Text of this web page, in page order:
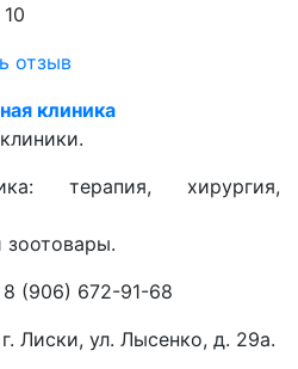
отзыв
клиника
терапия, хирургия,
зоотовары.
(906) 672-91-68
Лиски, ул. Лысенко, д. 29а.